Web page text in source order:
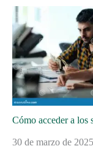
Cómo acceder a los
30 de marzo de 2025